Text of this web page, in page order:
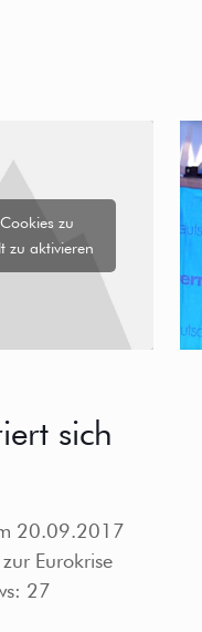
zu
zu aktivieren
sich
20.09.2017
Eurokrise
27